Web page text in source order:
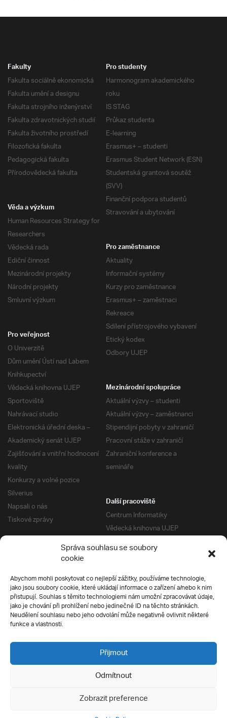
Správa souhlasu se soubory
cookie
Abychom mohli poskytovat co nejlepší zážitky, používáme technologie,
jako jsou soubory cookie, které ukládají informace o zařízení a/nebo k nim
přistupují. Souhlas s těmito technologiemi nám umožní zpracovávat údaje,
jako je chování při prohlížení nebo jedinečné ID na těchto stránkách.
Neudělení souhlasu nebo jeho odvolání může negativně ovlivnit některé
funkce a vlastnosti.
Přijmout
Odmítnout
Zobrazit preference
Fakulty
Fakulta sociálně ekonomická
Fakulta umění a designu
Fakulta strojního inženýrství
Fakulta zdravotnických studií
Fakulta životního prostředí
Filozofická fakulta
Pedagogická fakulta
Přírodovědecká fakulta
Pro studenty
Harmonogram akademického
roku
IS STAG
Průkaz studenta
E-learning
Erasmus+ – studenti
Erasmus Student Network (ESN)
Studentská grantová soutěž
(SVV)
Finanční podpora studentů
Stravování a ubytování
Věda a výzkum
Human Resources Strategy for
Researchers
Vědecká rada
Ediční činnost
Mezinárodní projekty
Národní projekty
Smluvní výzkum
Pro zaměstnance
Aktuality
Informační systémy
Kurzy pro zaměstnance
Erasmus+ – zaměstnaci
Rekreace
Sdílení přístrojového vybavení
Etický kodex
Odbory UJEP
Pro veřejnost
O Univerzitě
Dům umění Ústí nad Labem
Knihkupectví
Vědecká knihovna UJEP
Sportoviště
Nahrávací studio
Elektronická úřední deska –
Akademický senát UJEP
Zajišťování a vnitřní hodnocení
kvality
Konkurzy a volné pozice
Silverius
Napsali o nás
Tiskové zprávy
Mezinárodní spolupráce
Aktuální výzvy – studenti
Aktuální výzvy – zaměstnanci
Stipendijní pobyty v zahraničí
Pracovní stáže v zahraničí
Zahraniční konference a
semináře
Další pracoviště
Centrum Informatiky
Vědecká knihovna UJEP
Správa kolejí a menz
Univerzitní centrum podpory
Silverius
Pro uchazeče
Přijímací řízení
E-prihlaska
Přípravné kurzy
Ochrana soukromí
Všechna práva vyhrazena